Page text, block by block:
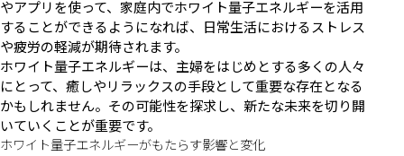
やアプリを使って、家庭内でホワイト量子エネルギーを活用
することができるようになれば、日常生活におけるストレス
や疲労の軽減が期待されます。
ホワイト量子エネルギーは、主婦をはじめとする多くの人々
にとって、癒しやリラックスの手段として重要な存在となる
かもしれません。その可能性を探求し、新たな未来を切り開
いていくことが重要です。
ホワイト量子エネルギーがもたらす影響と変化